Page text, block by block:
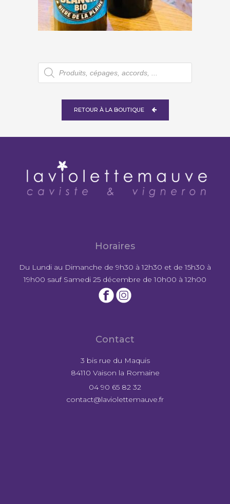
€7,00
Recherche
de
produits
RETOUR À LA BOUTIQUE
Horaires
Du Lundi au Dimanche de 9h30 à 12h30 et de 15h30 à
19h00 sauf Samedi 25 décembre de 10h00 à 12h00
Contact
3 bis rue du Maquis
84110 Vaison la Romaine
04 90 65 82 32
contact@laviolettemauve.fr